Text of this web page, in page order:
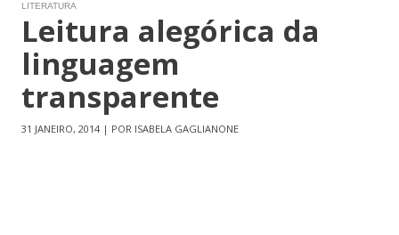
LITERATURA
Leitura alegórica da
linguagem
transparente
31 JANEIRO, 2014 | POR ISABELA GAGLIANONE